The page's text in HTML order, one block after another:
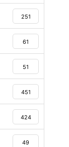
251
61
51
451
424
49